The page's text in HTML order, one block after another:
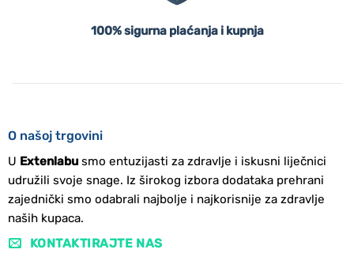
100% sigurna plaćanja i kupnja
O našoj trgovini
U Extenlabusmo entuzijasti za zdravlje i iskusni liječnici
udružili svoje snage. Iz širokog izbora dodataka prehrani
zajednički smo odabrali najbolje i najkorisnije za zdravlje
naših kupaca.
KONTAKTIRAJTE NAS